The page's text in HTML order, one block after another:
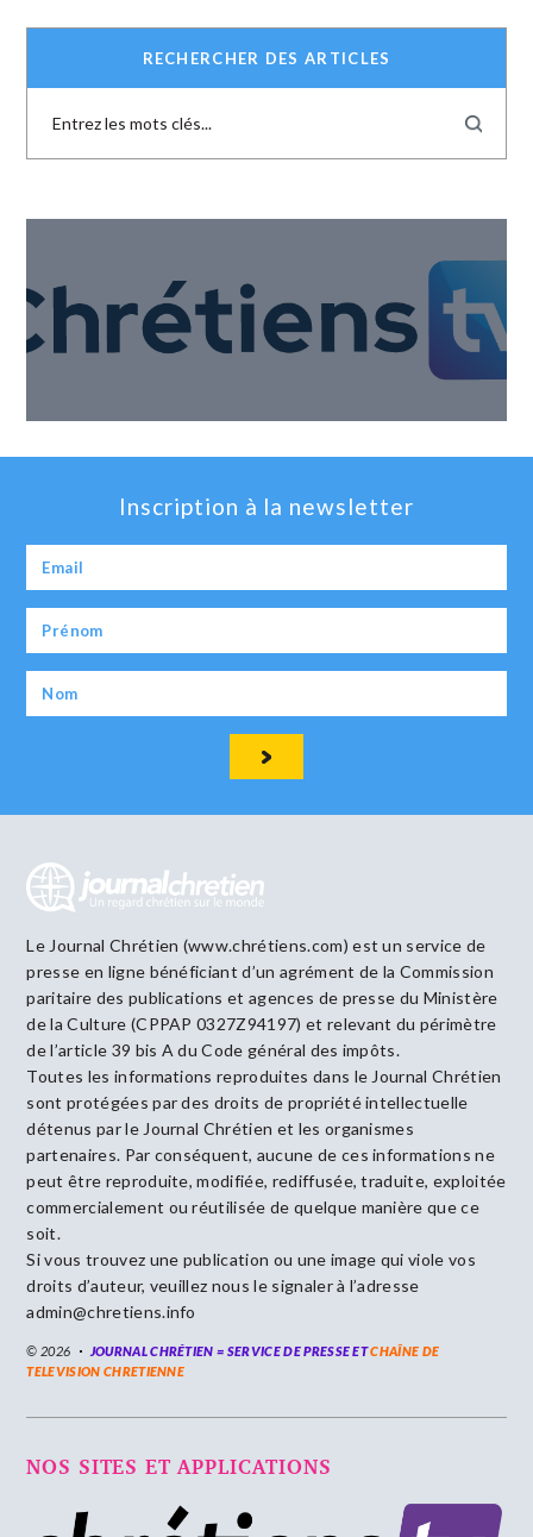
RECHERCHER DES ARTICLES
Inscription à la newsletter
Le Journal Chrétien (www.chrétiens.com) est un service de
presse en ligne bénéficiant d’un agrément de la Commission
paritaire des publications et agences de presse du Ministère
de la Culture (CPPAP 0327Z94197) et relevant du périmètre
de l’article 39 bis A du Code général des impôts.
Toutes les informations reproduites dans le Journal Chrétien
sont protégées par des droits de propriété intellectuelle
détenus par le Journal Chrétien et les organismes
partenaires. Par conséquent, aucune de ces informations ne
peut être reproduite, modifiée, rediffusée, traduite, exploitée
commercialement ou réutilisée de quelque manière que ce
soit.
Si vous trouvez une publication ou une image qui viole vos
droits d’auteur, veuillez nous le signaler à l’adresse
admin@chretiens.info
© 2026 JOURNAL CHRÉTIEN = SERVICE DE PRESSE ETCHAÎNE DE
TELEVISION CHRETIENNE
NOS SITES ET APPLICATIONS